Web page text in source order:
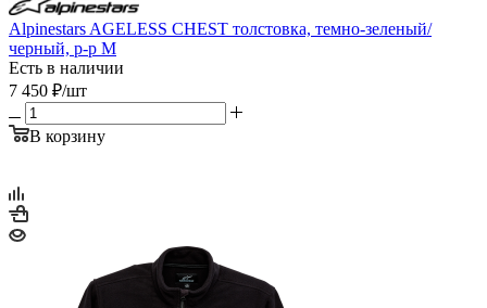
Alpinestars AGELESS CHEST толстовка, темно-зеленый/
черный, р-р M
Есть в наличии
7 450 ₽/шт
В корзину